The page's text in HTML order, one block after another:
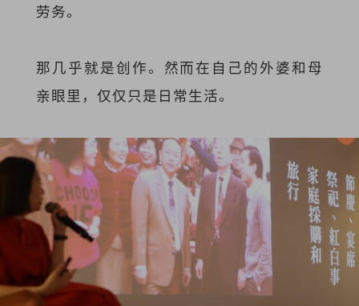
劳务。
那几乎就是创作。然而在自己的外婆和母
亲眼里，仅仅只是日常生活。